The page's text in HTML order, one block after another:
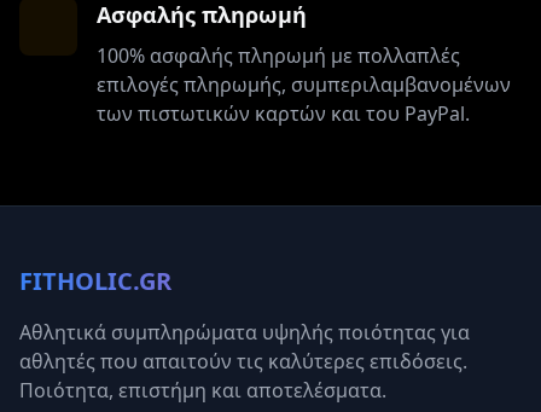
Ασφαλής πληρωμή
100% ασφαλής πληρωμή με πολλαπλές
επιλογές πληρωμής, συμπεριλαμβανομένων
των πιστωτικών καρτών και του PayPal.
FITHOLIC.GR
Αθλητικά συμπληρώματα υψηλής ποιότητας για
αθλητές που απαιτούν τις καλύτερες επιδόσεις.
Ποιότητα, επιστήμη και αποτελέσματα.